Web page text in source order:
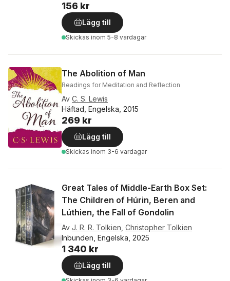
156 kr
Lägg till
Skickas inom 5-8 vardagar
The Abolition of Man
Readings for Meditation and Reflection
Av C. S. Lewis
Häftad, Engelska, 2015
269 kr
Lägg till
Skickas inom 3-6 vardagar
Great Tales of Middle-Earth Box Set:
The Children of Húrin, Beren and
Lúthien, the Fall of Gondolin
Av J. R. R. Tolkien Christopher Tolkien
Inbunden, Engelska, 2025
1 340 kr
Lägg till